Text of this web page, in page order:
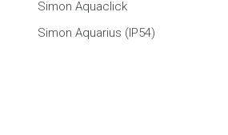
Simon Aquaclick
Simon Aquarius (IP54)